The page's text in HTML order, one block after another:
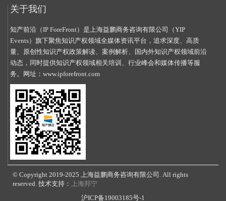
关于我们
知产前沿（IP ForeFront）是上海益鹏商务咨询有限公司（YIP
Events）旗下聚焦知识产权领域全媒体资讯平台，追求深度、高质
量、原创性知识产权政策解读、案例解析、国内外知识产权领域前沿
动态，同时提供知识产权领域相关培训、行业峰会和媒体传播等服
务。网址： www.ipforefront.com
© Copyright 2019-2025 上海益鹏商务咨询有限公司. All rights
reserved. 技术支持：
上海邦宁
沪ICP备19003185号-1